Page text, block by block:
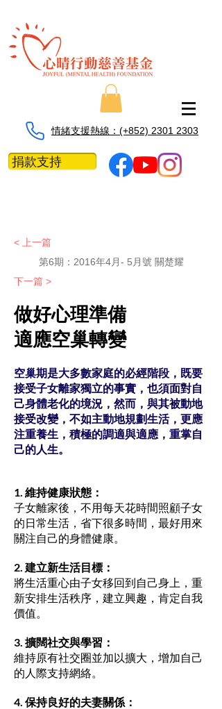
情緒支援熱線：​​(+852) 2301 2303
捐款支持
< 上一篇
第6期： 2016年4月- 5月號 關楚耀
下一篇 >
做好心理準備
適應空巢轉變
空巢期是大多數家庭的必經階段，既要
接受子女離家獨立的事實，也須面對自
己身體老化的境況，然而，與其被動地
接受改變，不如主動地規劃生活，更應
注重養生，積極的調適與適應，重掌自
己的人生。
1. 維持健康狀態：
子女離家後，不用每天花時間照顧子女
的日常生活，省下很多時間，最好用來
關注自己的身體健康。
2. 建立新生活目標：
將生活重心由子女移回到自己身上，重
新安排生活秩序，建立興趣，肯定自我
價值。
3. 擴闊社交與學習：
維持原有社交圈並加以擴大，增加自己
的人際支持網絡。
4. 保持良好的夫妻關係：